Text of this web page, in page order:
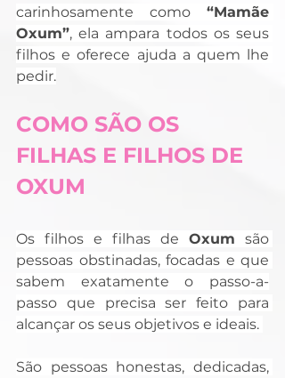
carinhosamente como “Mamãe
Oxum”, ela ampara todos os seus
filhos e oferece ajuda a quem lhe
pedir.
COMO SÃO OS
FILHAS E FILHOS DE
OXUM
Os filhos e filhas de Oxum são
pessoas obstinadas, focadas e que
sabem exatamente o passo-a-
passo que precisa ser feito para
alcançar os seus objetivos e ideais.
São pessoas honestas, dedicadas,